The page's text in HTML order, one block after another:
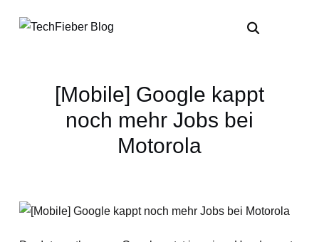
[Mobile] Google kappt
noch mehr Jobs bei
Motorola